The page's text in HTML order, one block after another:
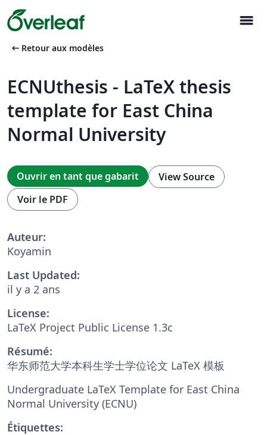
menu
arrow_left_alt Retour aux modèles
ECNUthesis - LaTeX thesis
template for East China
Normal University
Ouvrir en tant que gabarit
View Source
Voir le PDF
Auteur:
Koyamin
Last Updated:
il y a 2 ans
License:
LaTeX Project Public License 1.3c
Résumé:
华东师范大学本科生学士学位论文 LaTeX 模板
Undergraduate LaTeX Template for East China
Normal University (ECNU)
Étiquettes: